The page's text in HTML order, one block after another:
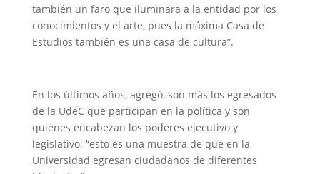
también un faro que iluminara a la entidad por los
conocimientos y el arte, pues la máxima Casa de
Estudios también es una casa de cultura”.
En los últimos años, agregó, son más los egresados
de la UdeC que participan en la política y son
quienes encabezan los poderes ejecutivo y
legislativo; “esto es una muestra de que en la
Universidad egresan ciudadanos de diferentes